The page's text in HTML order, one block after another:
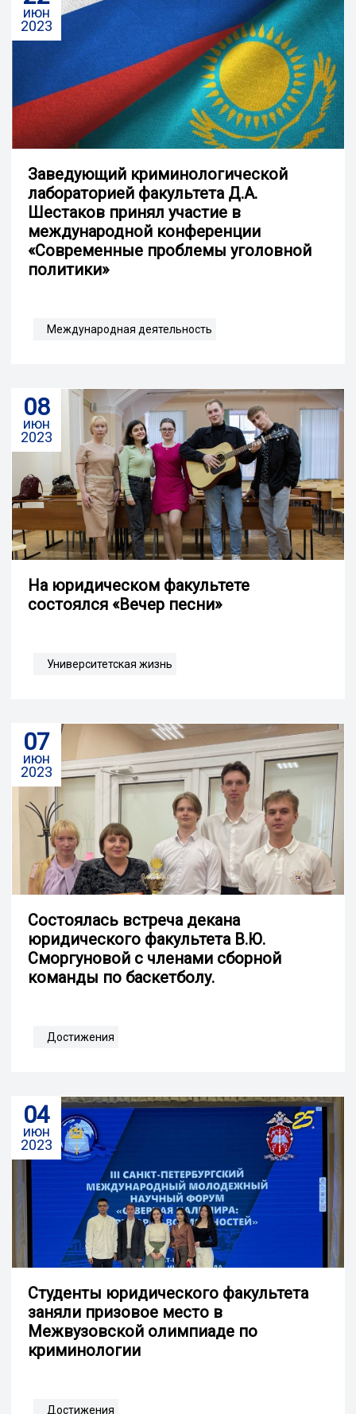
июн
2023
Заведующий криминологической
лабораторией факультета Д.А.
Шестаков принял участие в
международной конференции
«Современные проблемы уголовной
политики»
Международная деятельность
08
июн
2023
Hа юридическом факультете
состоялся «Вечер песни»
Университетская жизнь
07
июн
2023
Cостоялась встреча декана
юридического факультета В.Ю.
Сморгуновой с членами сборной
команды по баскетболу.
Достижения
04
июн
2023
Студенты юридического факультета
заняли призовое место в
Межвузовской олимпиаде по
криминологии
Достижения